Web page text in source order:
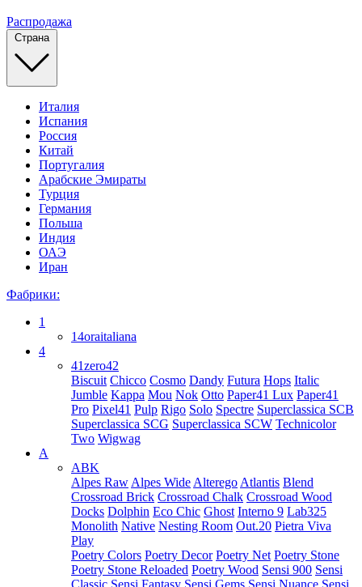
Распродажа
Страна
Италия
Испания
Россия
Китай
Португалия
Арабские Эмираты
Турция
Германия
Польша
Индия
ОАЭ
Иран
Фабрики:
1
14oraitaliana
4
41zero42
Biscuit Chicco Cosmo Dandy Futura Hops Italic
Jumble Kappa Mou Nok Otto Paper41 Lux Paper41
Pro Pixel41 Pulp Rigo Solo Spectre Superclassica SCB
Superclassica SCG Superclassica SCW Technicolor
Two Wigwag
A
ABK
Alpes Raw Alpes Wide Alterego Atlantis Blend
Crossroad Brick Crossroad Chalk Crossroad Wood
Docks Dolphin Eco Chic Ghost Interno 9 Lab325
Monolith Native Nesting Room Out.20 Pietra Viva
Play
Poetry Colors Poetry Decor Poetry Net Poetry Stone
Poetry Stone Reloaded Poetry Wood Sensi 900 Sensi